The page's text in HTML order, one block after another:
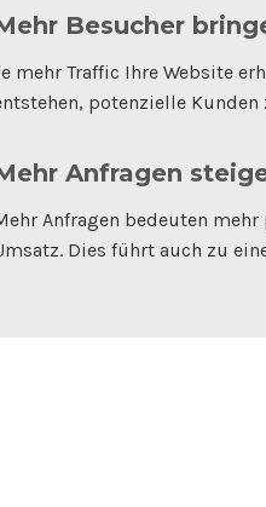
Besucher
mehr Traffic Ihre Website
potenzielle Kunden
Anfragen
Anfragen bedeuten
Dies führt auch zu